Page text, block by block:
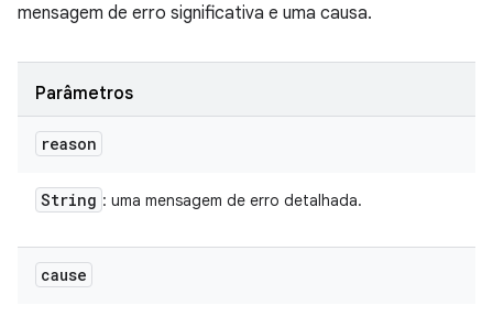
mensagem de erro significativa e uma causa.
Parâmetros
reason
String : uma mensagem de erro detalhada.
cause